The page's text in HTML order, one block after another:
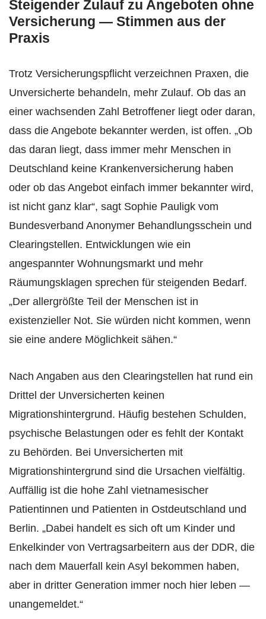
Steigender Zulauf zu Angeboten ohne
Versicherung — Stimmen aus der
Praxis
Trotz Versicherungspflicht verzeichnen Praxen, die
Unversicherte behandeln, mehr Zulauf. Ob das an
einer wachsenden Zahl Betroffener liegt oder daran,
dass die Angebote bekannter werden, ist offen. „Ob
das daran liegt, dass immer mehr Menschen in
Deutschland keine Krankenversicherung haben
oder ob das Angebot einfach immer bekannter wird,
ist nicht ganz klar“, sagt Sophie Pauligk vom
Bundesverband Anonymer Behandlungsschein und
Clearingstellen. Entwicklungen wie ein
angespannter Wohnungsmarkt und mehr
Räumungsklagen sprechen für steigenden Bedarf.
„Der allergrößte Teil der Menschen ist in
existenzieller Not. Sie würden nicht kommen, wenn
sie eine andere Möglichkeit sähen.“
Nach Angaben aus den Clearingstellen hat rund ein
Drittel der Unversicherten keinen
Migrationshintergrund. Häufig bestehen Schulden,
psychische Belastungen oder es fehlt der Kontakt
zu Behörden. Bei Unversicherten mit
Migrationshintergrund sind die Ursachen vielfältig.
Auffällig ist die hohe Zahl vietnamesischer
Patientinnen und Patienten in Ostdeutschland und
Berlin. „Dabei handelt es sich oft um Kinder und
Enkelkinder von Vertragsarbeitern aus der DDR, die
nach dem Mauerfall kein Asyl bekommen haben,
aber in dritter Generation immer noch hier leben —
unangemeldet.“